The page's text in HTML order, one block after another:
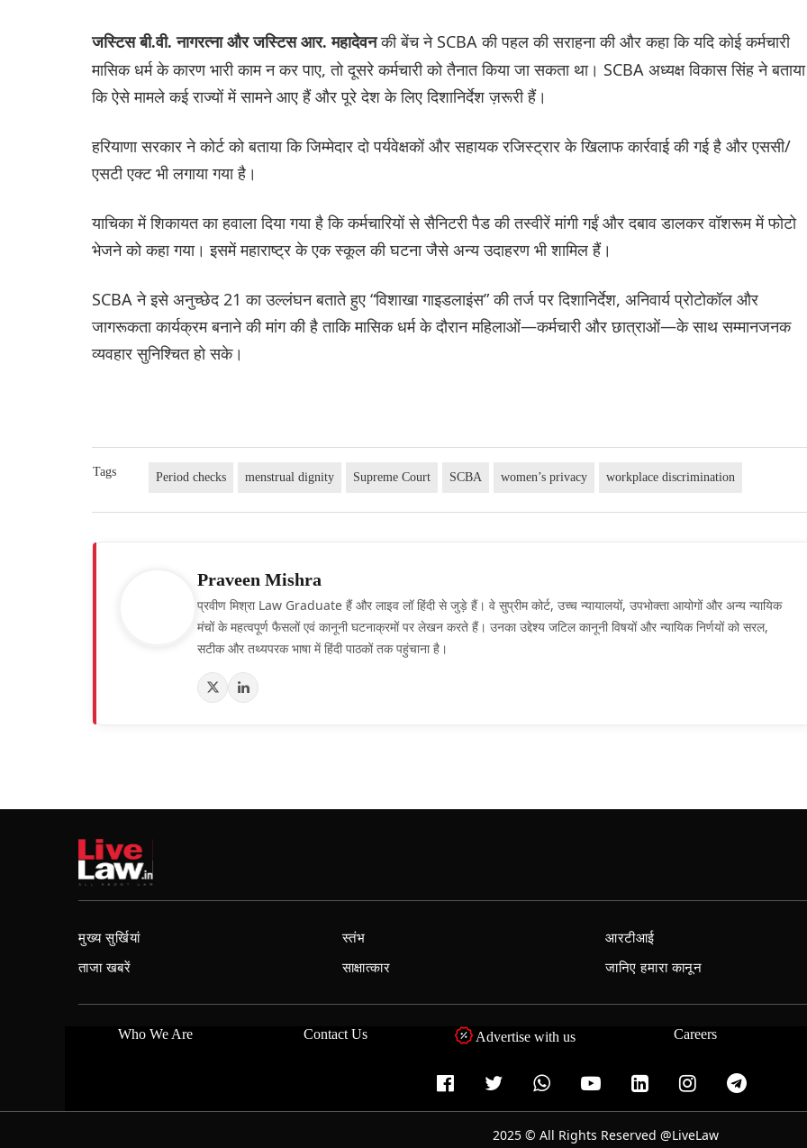
जस्टिस बी.वी. नागरत्ना और जस्टिस आर. महादेवनकी बेंच ने SCBA की पहल की सराहना की और कहा कि यदि कोई कर्मचारी
मासिक धर्म के कारण भारी काम न कर पाए, तो दूसरे कर्मचारी को तैनात किया जा सकता था। SCBA अध्यक्ष विकास सिंह ने बताया
कि ऐसे मामले कई राज्यों में सामने आए हैं और पूरे देश के लिए दिशानिर्देश ज़रूरी हैं।
हरियाणा सरकार ने कोर्ट को बताया कि जिम्मेदार दो पर्यवेक्षकों और सहायक रजिस्ट्रार के खिलाफ कार्रवाई की गई है और एससी/
एसटी एक्ट भी लगाया गया है।
याचिका में शिकायत का हवाला दिया गया है कि कर्मचारियों से सैनिटरी पैड की तस्वीरें मांगी गईं और दबाव डालकर वॉशरूम में फोटो
भेजने को कहा गया। इसमें महाराष्ट्र के एक स्कूल की घटना जैसे अन्य उदाहरण भी शामिल हैं।
SCBA ने इसे अनुच्छेद 21 का उल्लंघन बताते हुए “विशाखा गाइडलाइंस” की तर्ज पर दिशानिर्देश, अनिवार्य प्रोटोकॉल और
जागरूकता कार्यक्रम बनाने की मांग की है ताकि मासिक धर्म के दौरान महिलाओं—कर्मचारी और छात्राओं—के साथ सम्मानजनक
व्यवहार सुनिश्चित हो सके।
Tags Period checks menstrual dignity Supreme Court SCBA women’s privacy workplace discrimination
Praveen Mishra
प्रवीण मिश्रा Law Graduate हैं और लाइव लॉ हिंदी से जुड़े हैं। वे सुप्रीम कोर्ट, उच्च न्यायालयों, उपभोक्ता आयोगों और अन्य न्यायिक
मंचों के महत्वपूर्ण फैसलों एवं कानूनी घटनाक्रमों पर लेखन करते हैं। उनका उद्देश्य जटिल कानूनी विषयों और न्यायिक निर्णयों को सरल,
सटीक और तथ्यपरक भाषा में हिंदी पाठकों तक पहुंचाना है।
मुख्य सुर्खियां
ताजा खबरें
स्तंभ
साक्षात्कार
आरटीआई
जानिए हमारा कानून
Who We Are Contact Us Advertise with us Careers
2025 © All Rights Reserved @LiveLaw